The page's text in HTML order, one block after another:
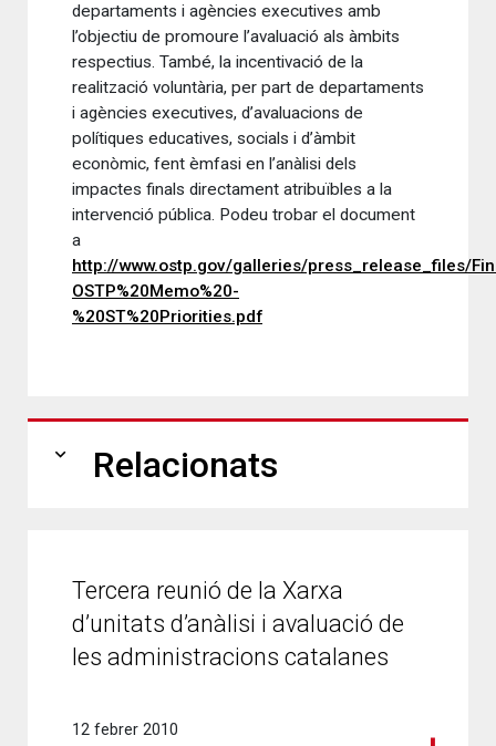
departaments i agències executives amb
l’objectiu de promoure l’avaluació als àmbits
respectius. També, la incentivació de la
realització voluntària, per part de departaments
i agències executives, d’avaluacions de
polítiques educatives, socials i d’àmbit
econòmic, fent èmfasi en l’anàlisi dels
impactes finals directament atribuïbles a la
intervenció pública. Podeu trobar el document
a
http://www.ostp.gov/galleries/press_release_files/
OSTP%20Memo%20-
%20ST%20Priorities.pdf
expand_more Relacionats
Tercera reunió de la Xarxa
d’unitats d’anàlisi i avaluació de
les administracions catalanes
12 febrer 2010